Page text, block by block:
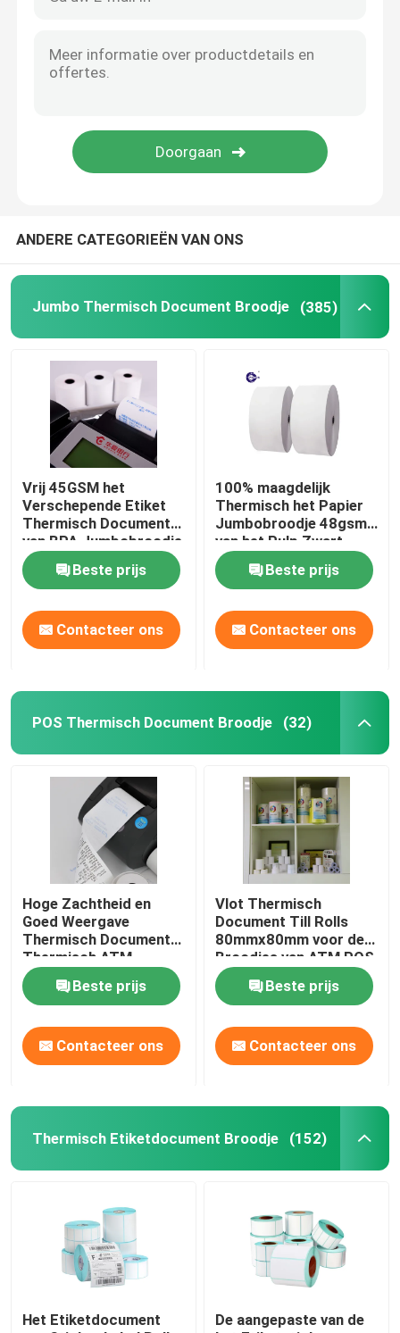
ANDERE CATEGORIEËN VAN ONS
Jumbo Thermisch Document Broodje (385)
Vrij 45GSM het
Verschepende Etiket
Thermisch Document
van BPA Jumbobroodje
54um
Beste prijs
Contacteer ons
100% maagdelijk
Thermisch het Papier
Jumbobroodje 48gsm
van het Pulp Zwart
Beeld
Beste prijs
Contacteer ons
POS Thermisch Document Broodje (32)
Hoge Zachtheid en
Goed Weergave
Thermisch Document
Thermisch ATM
Contant geldbroodje
Beste prijs
Contacteer ons
Vlot Thermisch
Document Till Rolls
80mmx80mm voor de
Broodjes van ATM POS
Beste prijs
Contacteer ons
Thermisch Etiketdocument Broodje (152)
Het Etiketdocument
De aangepaste van de